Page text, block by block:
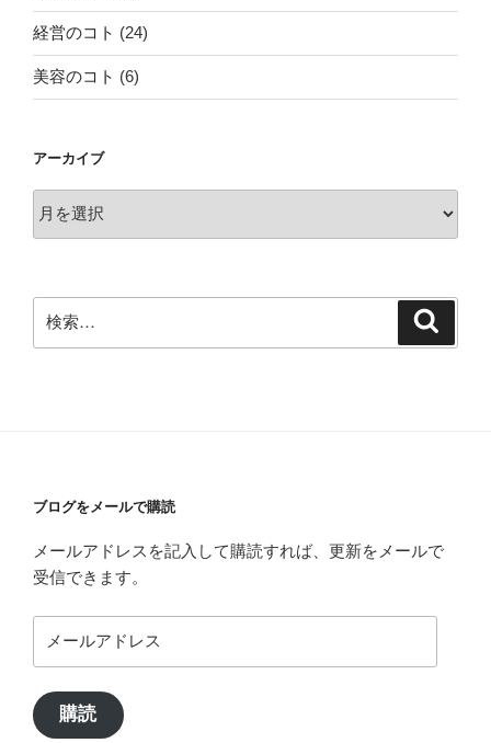
経営のコト (24)
美容のコト (6)
アーカイブ
ー
索:
ブログをメールで購読
メールアドレスを記入して購読すれば、更新をメールで
受信できます。
ー
ア
ド
購読